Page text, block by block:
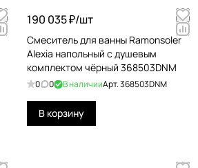
190 035 ₽/шт
Смеситель для ванны Ramonsoler
Alexia напольный с душевым
комплектом чёрный 368503DNM
0 0 В наличииАрт.368503DNM
В корзину